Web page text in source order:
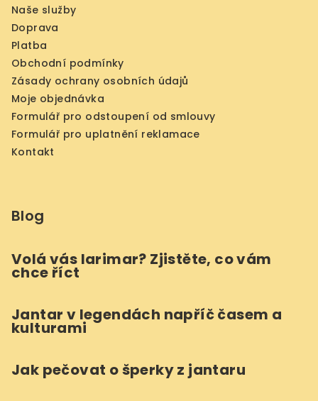
Naše služby
Doprava
Platba
Obchodní podmínky
Zásady ochrany osobních údajů
Moje objednávka
Formulář pro odstoupení od smlouvy
Formulář pro uplatnění reklamace
Kontakt
Blog
Volá vás larimar? Zjistěte, co vám
chce říct
Jantar v legendách napříč časem a
kulturami
Jak pečovat o šperky z jantaru